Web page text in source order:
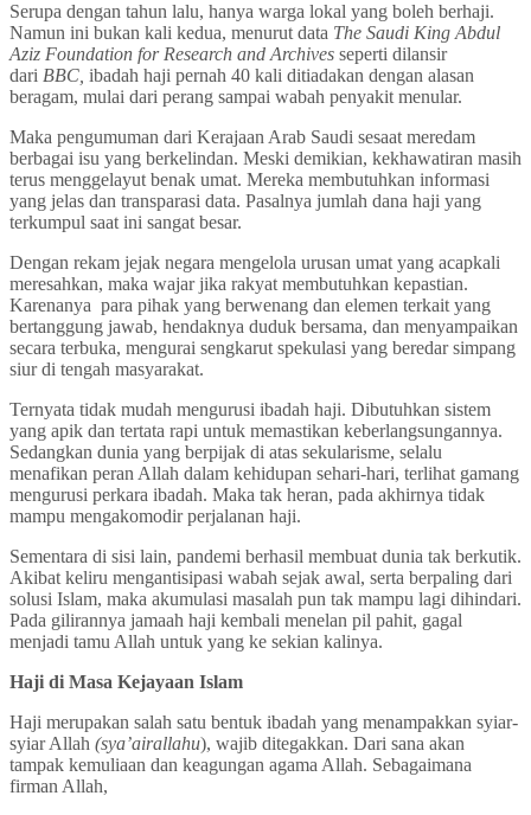
Serupa dengan tahun lalu, hanya warga lokal yang boleh berhaji.
Namun ini bukan kali kedua, menurut data The Saudi King Abdul
Aziz Foundation for Research and Archives seperti dilansir
dari BBC, ibadah haji pernah 40 kali ditiadakan dengan alasan
beragam, mulai dari perang sampai wabah penyakit menular.
Maka pengumuman dari Kerajaan Arab Saudi sesaat meredam
berbagai isu yang berkelindan. Meski demikian, kekhawatiran masih
terus menggelayut benak umat. Mereka membutuhkan informasi
yang jelas dan transparasi data. Pasalnya jumlah dana haji yang
terkumpul saat ini sangat besar.
Dengan rekam jejak negara mengelola urusan umat yang acapkali
meresahkan, maka wajar jika rakyat membutuhkan kepastian.
Karenanya para pihak yang berwenang dan elemen terkait yang
bertanggung jawab, hendaknya duduk bersama, dan menyampaikan
secara terbuka, mengurai sengkarut spekulasi yang beredar simpang
siur di tengah masyarakat.
Ternyata tidak mudah mengurusi ibadah haji. Dibutuhkan sistem
yang apik dan tertata rapi untuk memastikan keberlangsungannya.
Sedangkan dunia yang berpijak di atas sekularisme, selalu
menafikan peran Allah dalam kehidupan sehari-hari, terlihat gamang
mengurusi perkara ibadah. Maka tak heran, pada akhirnya tidak
mampu mengakomodir perjalanan haji.
Sementara di sisi lain, pandemi berhasil membuat dunia tak berkutik.
Akibat keliru mengantisipasi wabah sejak awal, serta berpaling dari
solusi Islam, maka akumulasi masalah pun tak mampu lagi dihindari.
Pada gilirannya jamaah haji kembali menelan pil pahit, gagal
menjadi tamu Allah untuk yang ke sekian kalinya.
Haji di Masa Kejayaan Islam
Haji merupakan salah satu bentuk ibadah yang menampakkan syiar-
syiar Allah (sya’airallahu), wajib ditegakkan. Dari sana akan
tampak kemuliaan dan keagungan agama Allah. Sebagaimana
firman Allah,